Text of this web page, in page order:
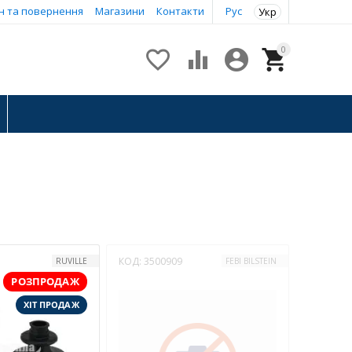
Рус Укр
та повернення Магазини Контакти
0


 
RUVILLE
РОЗПРОДАЖ
ХІТ ПРОДАЖ
КОД: 3500909 FEBI BILSTEIN